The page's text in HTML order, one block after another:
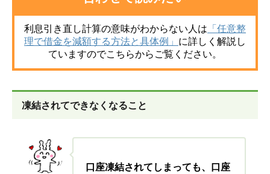
利息引き直し計算の意味がわからない人 は 「任意整
理で借金を減額する方法と具体例」 に詳しく解説し
ていますのでこちらからご覧ください。
凍結されてできなくなること
口座凍結されてしまっても、口座